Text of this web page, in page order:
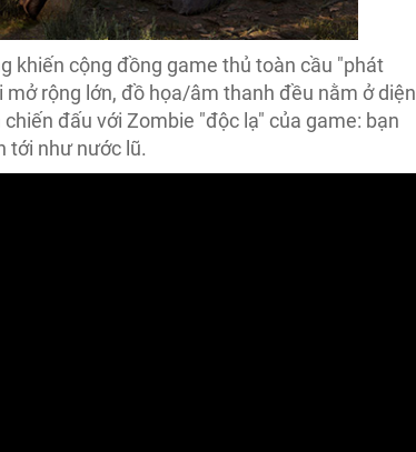
khiến cộng đồng game thủ toàn cầu "phát
rộng lớn, đồ họa/âm thanh đều nằm ở diện
đấu với Zombie "độc lạ" của game: bạn
tới như nước lũ.